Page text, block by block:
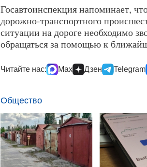
Госавтоинспекция напоминает,
дорожно-транспортного
ситуации на дороге необходимо
обращаться за помощью к
Читайте нас: Max Дзен Telegram
Общество